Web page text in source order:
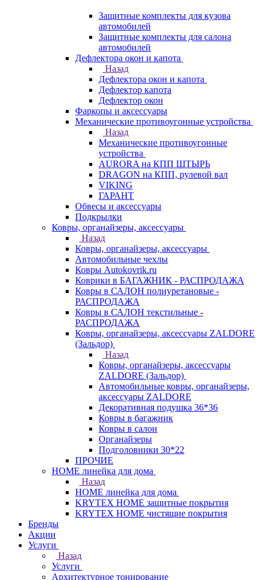
Защитные комплекты для кузова
автомобилей
Защитные комплекты для салона
автомобилей
Дефлектора окон и капота
Назад
Дефлектора окон и капота
Дефлектор капота
Дефлектор окон
Фаркопы и аксессуары
Механические противоугонные устройства
Назад
Механические противоугонные
устройства
AURORA на КПП ШТЫРЬ
DRAGON на КПП, рулевой вал
VIKING
ГАРАНТ
Обвесы и аксессуары
Подкрылки
Ковры, органайзеры, аксессуары
Назад
Ковры, органайзеры, аксессуары
Автомобильные чехлы
Ковры Autokovrik.ru
Коврики в БАГАЖНИК - РАСПРОДАЖА
Ковры в САЛОН полиуретановые -
РАСПРОДАЖА
Ковры в САЛОН текстильные -
РАСПРОДАЖА
Ковры, органайзеры, аксессуары ZALDORE
(Зальдор)
Назад
Ковры, органайзеры, аксессуары
ZALDORE (Зальдор)
Автомобильные ковры, органайзеры,
аксессуары ZALDORE
Декоративная подушка 36*36
Ковры в багажник
Ковры в салон
Органайзеры
Подголовники 30*22
ПРОЧИЕ
HOME линейка для дома
Назад
HOME линейка для дома
KRYTEX HOME защитные покрытия
KRYTEX HOME чистящие покрытия
Бренды
Акции
Услуги
Назад
Услуги
Архитектурное тонирование